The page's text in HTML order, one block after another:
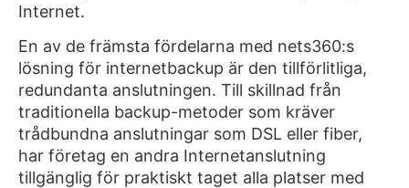
Internet.
En av de främsta fördelarna med nets360:s
lösning för internetbackup är den tillförlitliga,
redundanta anslutningen. Till skillnad från
traditionella backup-metoder som kräver
trådbundna anslutningar som DSL eller fiber,
har företag en andra Internetanslutning
tillgänglig för praktiskt taget alla platser med